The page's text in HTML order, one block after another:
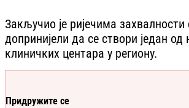
Закључио је ријечима захвалности
допринијели да се створи један од
клиничких центара у региону.
Придружите се